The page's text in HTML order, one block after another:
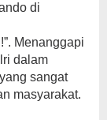
di
Menanggapi
dalam
sangat
masyarakat.